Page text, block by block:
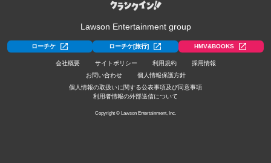
Lawson Entertainment group
ローチケ ローチケ[旅行] HMV&BOOKS
会社概要 サイトポリシー 利用規約
採用情報
お問い合わせ
個人情報保護方針
個人情報の取扱いに関する公表事項及び同意事項
利用者情報の外部送信について
Copyright © Lawson Entertainment, Inc.